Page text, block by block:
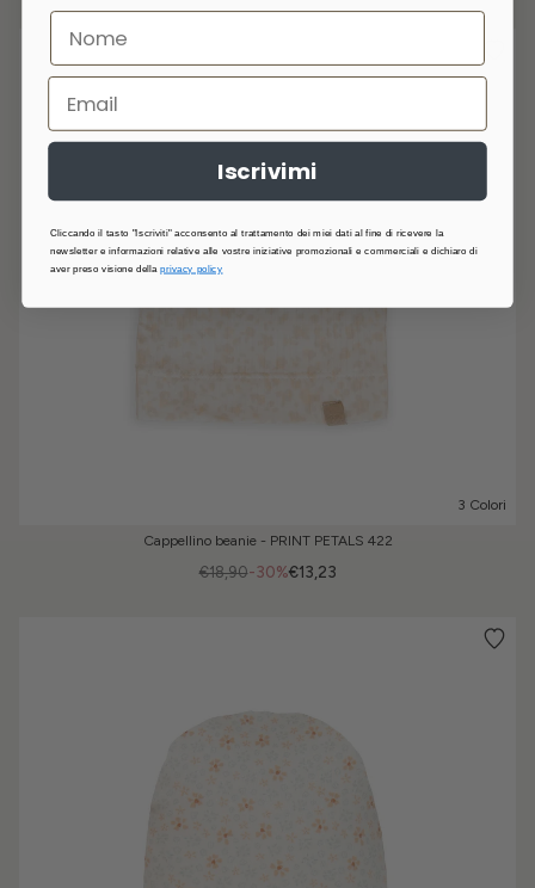
3 Colori
Cappellino beanie - PRINT PETALS 422
-30%
€18,90 €13,23
Iscrivimi
Cliccando il tasto "Iscriviti" acconsento al trattamento dei miei dati al fine di ricevere la
newsletter e informazioni relative alle vostre iniziative promozionali e commerciali e dichiaro di
aver preso visione dellaprivacy policy